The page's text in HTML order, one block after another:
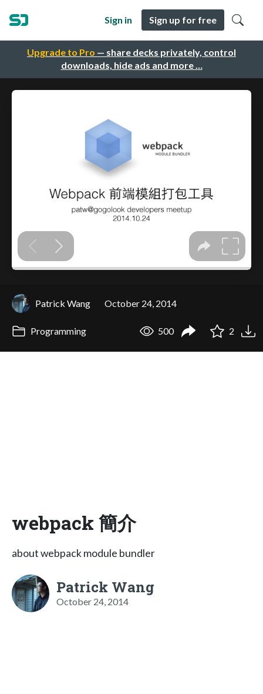
Upgrade to Pro — share decks privately, control
downloads, hide ads and more …
Sign in Sign up for free
Patrick Wang October 24, 2014
Programming 500 2
webpack 簡介
about webpack module bundler
Patrick Wang
October 24, 2014